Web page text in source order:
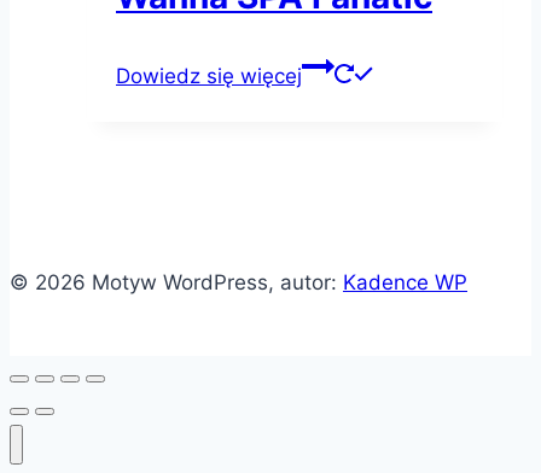
Dowiedz się więcej
© 2026 Motyw WordPress, autor: Kadence WP